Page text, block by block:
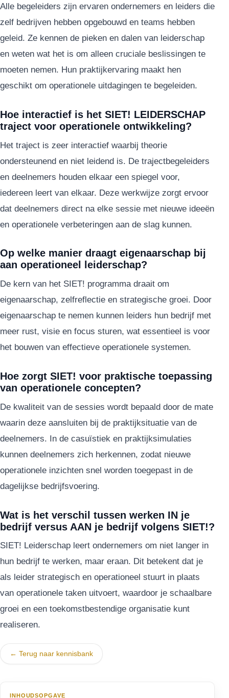
Alle begeleiders zijn ervaren ondernemers en leiders die
zelf bedrijven hebben opgebouwd en teams hebben
geleid. Ze kennen de pieken en dalen van leiderschap
en weten wat het is om alleen cruciale beslissingen te
moeten nemen. Hun praktijkervaring maakt hen
geschikt om operationele uitdagingen te begeleiden.
Hoe interactief is het SIET! LEIDERSCHAP
traject voor operationele ontwikkeling?
Het traject is zeer interactief waarbij theorie
ondersteunend en niet leidend is. De trajectbegeleiders
en deelnemers houden elkaar een spiegel voor,
iedereen leert van elkaar. Deze werkwijze zorgt ervoor
dat deelnemers direct na elke sessie met nieuwe ideeën
en operationele verbeteringen aan de slag kunnen.
Op welke manier draagt eigenaarschap bij
aan operationeel leiderschap?
De kern van het SIET! programma draait om
eigenaarschap, zelfreflectie en strategische groei. Door
eigenaarschap te nemen kunnen leiders hun bedrijf met
meer rust, visie en focus sturen, wat essentieel is voor
het bouwen van effectieve operationele systemen.
Hoe zorgt SIET! voor praktische toepassing
van operationele concepten?
De kwaliteit van de sessies wordt bepaald door de mate
waarin deze aansluiten bij de praktijksituatie van de
deelnemers. In de casuïstiek en praktijksimulaties
kunnen deelnemers zich herkennen, zodat nieuwe
operationele inzichten snel worden toegepast in de
dagelijkse bedrijfsvoering.
Wat is het verschil tussen werken IN je
bedrijf versus AAN je bedrijf volgens SIET!?
SIET! Leiderschap leert ondernemers om niet langer in
hun bedrijf te werken, maar eraan. Dit betekent dat je
als leider strategisch en operationeel stuurt in plaats
van operationele taken uitvoert, waardoor je schaalbare
groei en een toekomstbestendige organisatie kunt
realiseren.
← Terug naar kennisbank
INHOUDSOPGAVE